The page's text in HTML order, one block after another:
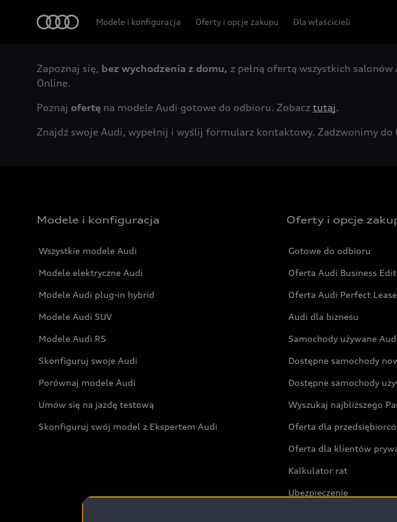
Modele i konfiguracja Oferty i opcje zakupu Dla właścicieli
Zapoznaj się, bez wychodzenia z domu, z pełną ofertą wszystkich
Online.
Poznaj ofertę na modele Audi gotowe do odbioru. Zobacz tutaj.
Znajdź swoje Audi, wypełnij i wyślij formularz kontaktowy. Zadzwonimy
Modele i konfiguracja
Wszystkie modele Audi
Modele elektryczne Audi
Modele Audi plug-in hybrid
Modele Audi SUV
Modele Audi RS
Skonfiguruj swoje Audi
Porównaj modele Audi
Umów się na jazdę testową
Skonfiguruj swój model z Ekspertem Audi
Oferty i opcje
Gotowe do odbioru
Oferta Audi Business
Oferta Audi Perfect Lease
Audi dla biznesu
Samochody używane
Dostępne samochody
Dostępne samochody
Wyszukaj najbliższego
Oferta dla
Oferta dla klientów
Kalkulator rat
Ubezpieczenie